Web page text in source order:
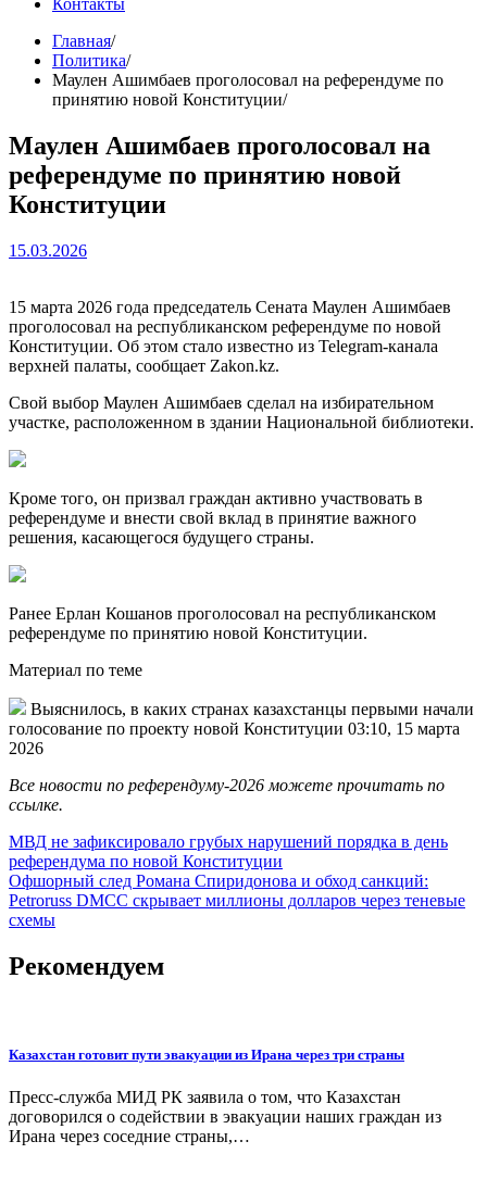
Контакты
Главная
Политика
Маулен Ашимбаев проголосовал на референдуме по
принятию новой Конституции
Маулен Ашимбаев проголосовал на
референдуме по принятию новой
Конституции
15.03.2026
15 марта 2026 года председатель Сената Маулен Ашимбаев
проголосовал на республиканском референдуме по новой
Конституции. Об этом стало известно из Telegram-канала
верхней палаты, сообщает Zakon.kz.
Свой выбор Маулен Ашимбаев сделал на избирательном
участке, расположенном в здании Национальной библиотеки.
Кроме того, он призвал граждан активно участвовать в
референдуме и внести свой вклад в принятие важного
решения, касающегося будущего страны.
Ранее Ерлан Кошанов проголосовал на республиканском
референдуме по принятию новой Конституции.
Материал по теме
Выяснилось, в каких странах казахстанцы первыми начали
голосование по проекту новой Конституции 03:10, 15 марта
2026
Все новости по референдуму-2026 можете прочитать по
ссылке.
Навигация
по
записям
МВД не зафиксировало грубых нарушений порядка в день
референдума по новой Конституции
Офшорный след Романа Спиридонова и обход санкций:
Petroruss DMCC скрывает миллионы долларов через теневые
схемы
Рекомендуем
Казахстан готовит пути эвакуации из Ирана через три страны
Пресс-служба МИД РК заявила о том, что Казахстан
договорился о содействии в эвакуации наших граждан из
Ирана через соседние страны,…